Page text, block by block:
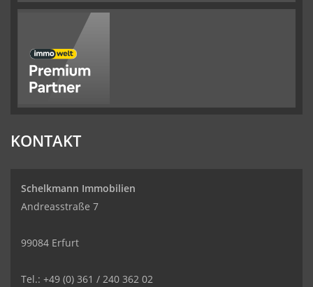
KONTAKT
Schelkmann Immobilien
Andreasstraße 7
99084 Erfurt
Tel.: +49 (0) 361 / 240 362 02